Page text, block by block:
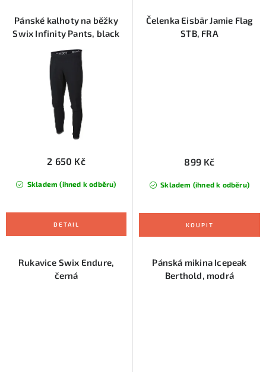
Pánské kalhoty na běžky
Swix Infinity Pants, black
Skladem (ihned k odběru)
2 650 Kč
Čelenka Eisbär Jamie Flag
STB, FRA
Skladem (ihned k odběru)
899 Kč
Rukavice Swix Endure,
černá
Pánská mikina Icepeak
Berthold, modrá